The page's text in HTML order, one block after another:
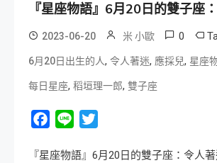
『星座物語』6月20日的雙子座
2023-06-20 米 小歐 0
6月20日出生的人, 令人著迷, 應採兒, 星座
每日星座, 稻垣理一郎, 雙子座
Facebook
Line
『星座物語』6月20日的雙子座：令人